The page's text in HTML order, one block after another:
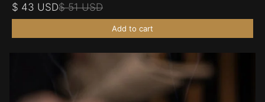
$ 43 USD$ 51 USD
Add to cart